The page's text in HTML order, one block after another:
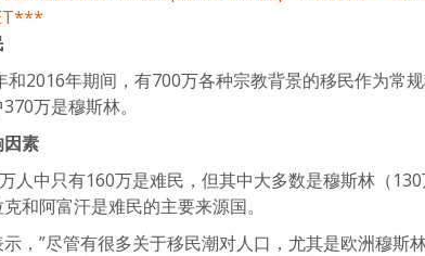
和2016年期间，有700万各种宗教背景的移民作为常
万是穆斯林。
素
人中只有160万是难民，但其中大多数是穆斯林（
和阿富汗是难民的主要来源国。
，”尽管有很多关于移民潮对人口，尤其是欧洲穆斯